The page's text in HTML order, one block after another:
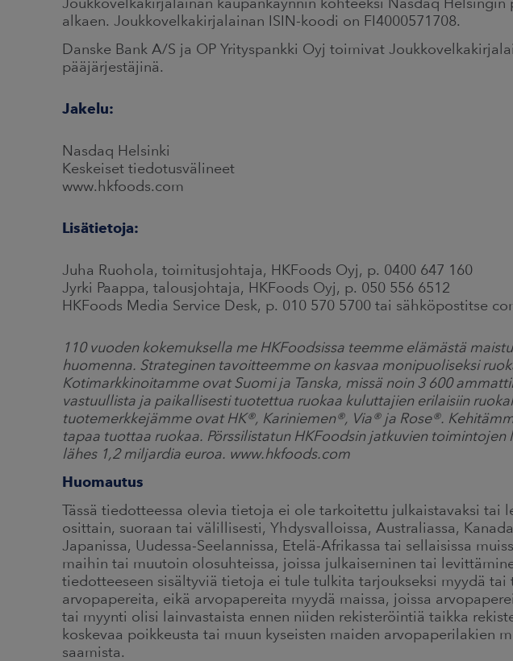
alkaen. Joukkovelkakirjalainan ISIN-koodi on FI4000571708.
Danske Bank A/S ja OP Yrityspankki Oyj toimivat
pääjärjestäjinä.
Jakelu:
Nasdaq Helsinki
Keskeiset tiedotusvälineet
www.hkfoods.com
Lisätietoja:
Juha Ruohola, toimitusjohtaja, HKFoods Oyj, p. 0400 647 160
Jyrki Paappa, talousjohtaja, HKFoods Oyj, p. 050 556 6512
HKFoods Media Service Desk, p. 010 570 5700 tai sähköpostitse
110 vuoden kokemuksella me HKFoodsissa teemme elämästä
huomenna. Strateginen tavoitteemme on kasvaa monipuoliseksi
Kotimarkkinoitamme ovat Suomi ja Tanska, missä noin 3 600
vastuullista ja paikallisesti tuotettua ruokaa kuluttajien erilaisiin
tuotemerkkejämme ovat HK®, Kariniemen®, Via® ja Rose®.
tapaa tuottaa ruokaa. Pörssilistatun HKFoodsin jatkuvien toimintojen
lähes 1,2 miljardia euroa. www.hkfoods.com
Huomautus
Tässä tiedotteessa olevia tietoja ei ole tarkoitettu julkaistavaksi tai
osittain, suoraan tai välillisesti, Yhdysvalloissa, Australiassa,
Japanissa, Uudessa-Seelannissa, Etelä-Afrikassa tai sellaisissa
maihin tai muutoin olosuhteissa, joissa julkaiseminen tai
tiedotteeseen sisältyviä tietoja ei tule tulkita tarjoukseksi myydä tai
arvopapereita, eikä arvopapereita myydä maissa, joissa
tai myynti olisi lainvastaista ennen niiden rekisteröintiä taikka
koskevaa poikkeusta tai muun kyseisten maiden arvopaperilakien
saamista.